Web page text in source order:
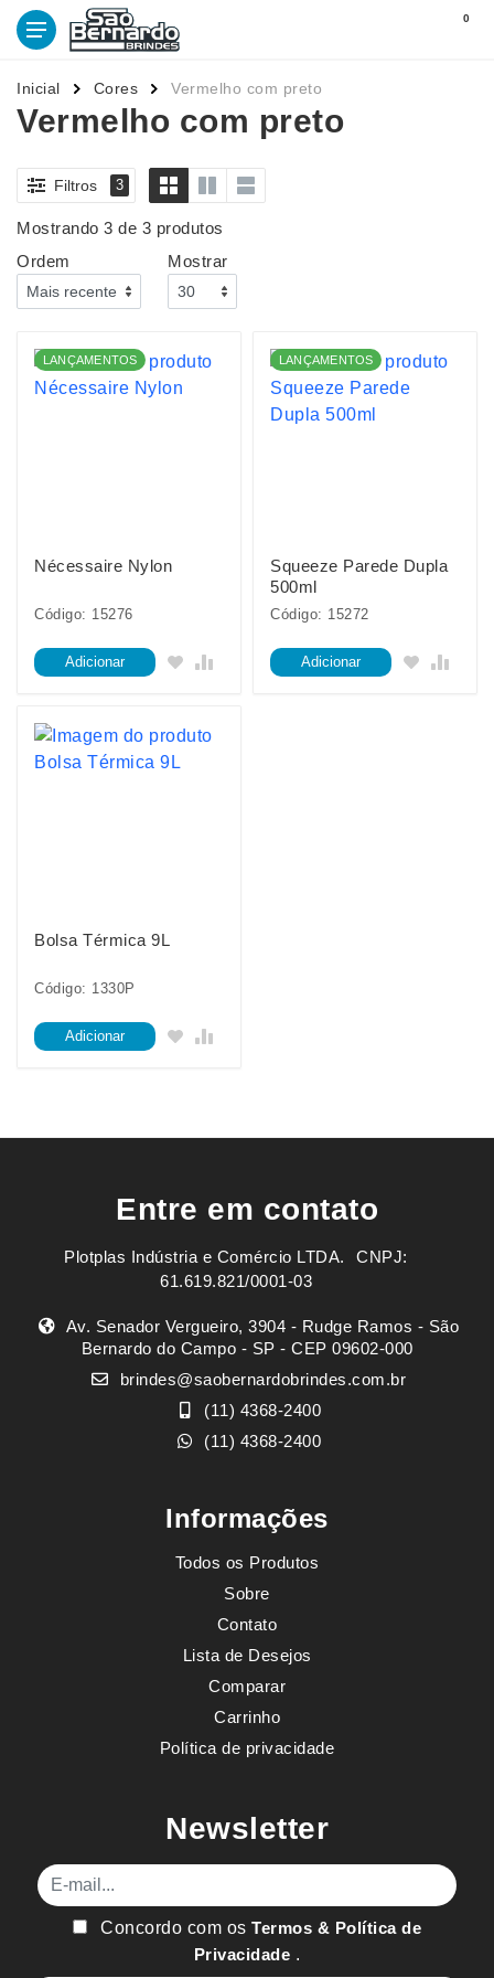
0
Inicial Cores Vermelho com preto
Vermelho com preto
Filtros 3
Mostrando 3 de 3 produtos
Ordem
Mostrar
LANÇAMENTOS
Nécessaire Nylon
Código: 15276
Adicionar
LANÇAMENTOS
Squeeze Parede Dupla
500ml
Código: 15272
Adicionar
Bolsa Térmica 9L
Código: 1330P
Adicionar
Entre em contato
Plotplas Indústria e Comércio LTDA. ㅤㅤㅤ CNPJ:
61.619.821/0001-03
Av. Senador Vergueiro, 3904 - Rudge Ramos - São
Bernardo do Campo - SP - CEP 09602-000
brindes@saobernardobrindes.com.br
(11) 4368-2400
(11) 4368-2400
Informações
Todos os Produtos
Sobre
Contato
Lista de Desejos
Comparar
Carrinho
Política de privacidade
Newsletter
E-mail
Concordo com osTermos & Política de
Privacidade .